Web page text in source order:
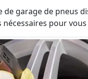
garage de pneus
pour vous